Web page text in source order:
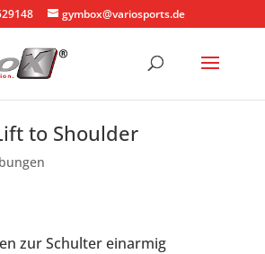
gymbox@variosports.de
to Shoulder
zur Schulter einarmig